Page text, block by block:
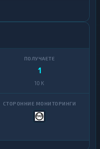
1
10 K